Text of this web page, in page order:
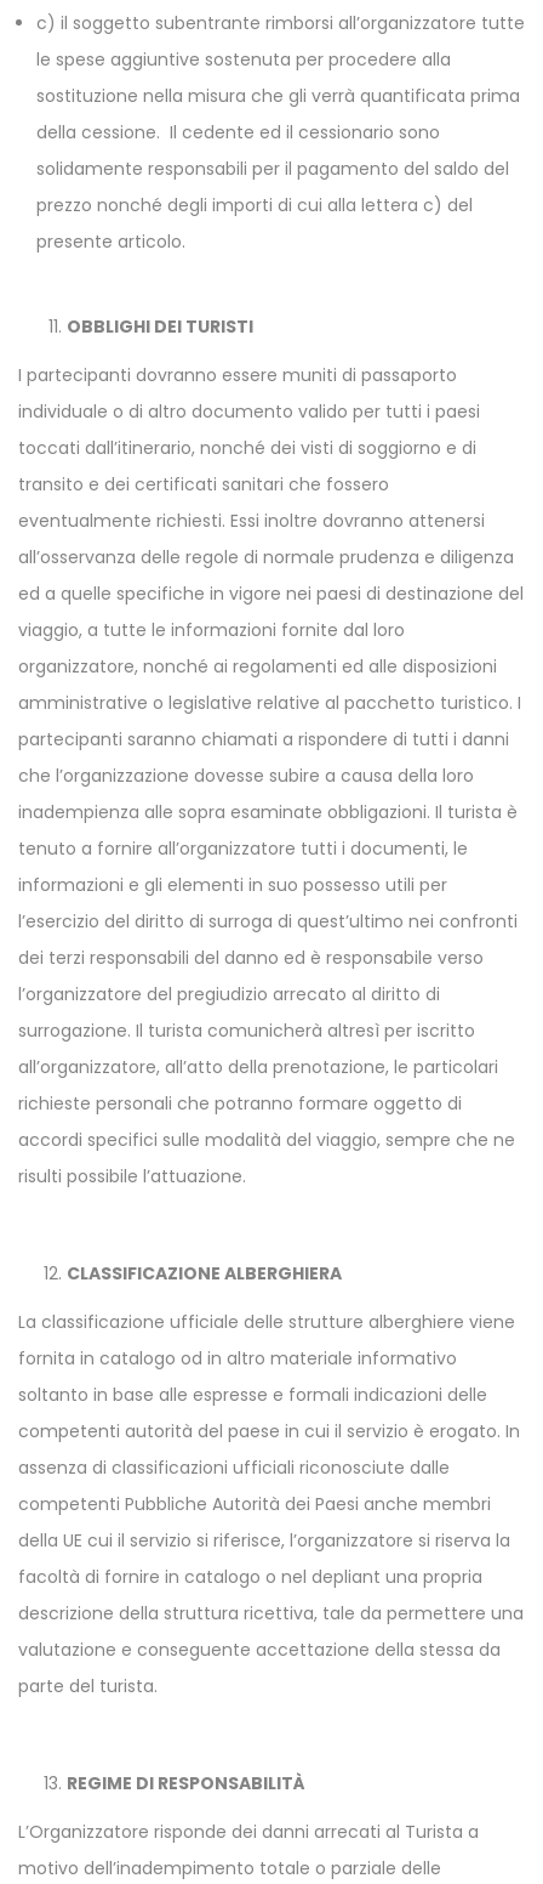
c) il soggetto subentrante rimborsi all’organizzatore tutte
le spese aggiuntive sostenuta per procedere alla
sostituzione nella misura che gli verrà quantificata prima
della cessione. Il cedente ed il cessionario sono
solidamente responsabili per il pagamento del saldo del
prezzo nonché degli importi di cui alla lettera c) del
presente articolo.
OBBLIGHI DEI TURISTI
I partecipanti dovranno essere muniti di passaporto
individuale o di altro documento valido per tutti i paesi
toccati dall’itinerario, nonché dei visti di soggiorno e di
transito e dei certificati sanitari che fossero
eventualmente richiesti. Essi inoltre dovranno attenersi
all’osservanza delle regole di normale prudenza e diligenza
ed a quelle specifiche in vigore nei paesi di destinazione del
viaggio, a tutte le informazioni fornite dal loro
organizzatore, nonché ai regolamenti ed alle disposizioni
amministrative o legislative relative al pacchetto turistico. I
partecipanti saranno chiamati a rispondere di tutti i danni
che l’organizzazione dovesse subire a causa della loro
inadempienza alle sopra esaminate obbligazioni. Il turista è
tenuto a fornire all’organizzatore tutti i documenti, le
informazioni e gli elementi in suo possesso utili per
l’esercizio del diritto di surroga di quest’ultimo nei confronti
dei terzi responsabili del danno ed è responsabile verso
l’organizzatore del pregiudizio arrecato al diritto di
surrogazione. Il turista comunicherà altresì per iscritto
all’organizzatore, all’atto della prenotazione, le particolari
richieste personali che potranno formare oggetto di
accordi specifici sulle modalità del viaggio, sempre che ne
risulti possibile l’attuazione.
CLASSIFICAZIONE ALBERGHIERA
La classificazione ufficiale delle strutture alberghiere viene
fornita in catalogo od in altro materiale informativo
soltanto in base alle espresse e formali indicazioni delle
competenti autorità del paese in cui il servizio è erogato. In
assenza di classificazioni ufficiali riconosciute dalle
competenti Pubbliche Autorità dei Paesi anche membri
della UE cui il servizio si riferisce, l’organizzatore si riserva la
facoltà di fornire in catalogo o nel depliant una propria
descrizione della struttura ricettiva, tale da permettere una
valutazione e conseguente accettazione della stessa da
parte del turista.
REGIME DI RESPONSABILITÀ
L’Organizzatore risponde dei danni arrecati al Turista a
motivo dell’inadempimento totale o parziale delle